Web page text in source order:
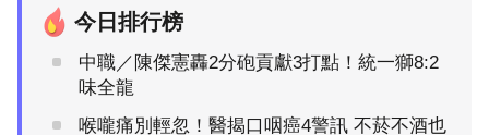
今日排行榜
中職／陳傑憲轟2分砲貢獻3打點！統一獅8:2
味全龍
喉嚨痛別輕忽！醫揭口咽癌4警訊 不菸不酒也